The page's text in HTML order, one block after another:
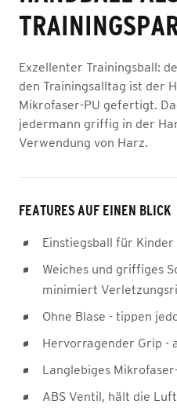
Exzellenter Trainingsball:
den Trainingsalltag ist der
Mikrofaser-PU gefertigt.
jedermann griffig in der
Verwendung von Harz.
FEATURES AUF EINEN BLICK
Einstiegsball für Kinder
Weiches und griffiges
minimiert
Ohne Blase - tippen
Hervorragender Grip -
Langlebiges
ABS Ventil, hält die